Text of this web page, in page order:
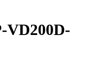
VD200D-